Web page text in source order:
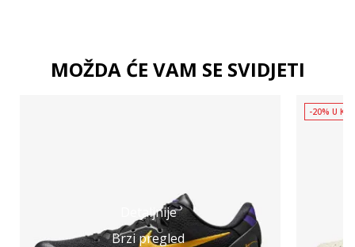
MOŽDA ĆE VAM SE SVIDJETI
Detaljnije
Brzi pregled
-20% U